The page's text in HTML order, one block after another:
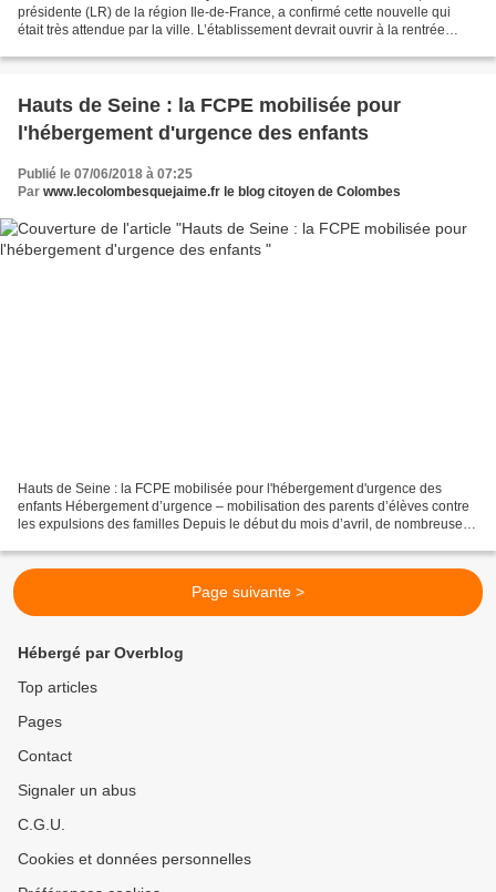
présidente (LR) de la région Ile-de-France, a confirmé cette nouvelle qui
était très attendue par la ville. L’établissement devrait ouvrir à la rentrée
Hauts de Seine : la FCPE mobilisée pour
l'hébergement d'urgence des enfants
Publié le 07/06/2018 à 07:25
Par www.lecolombesquejaime.fr le blog citoyen de Colombes
Hauts de Seine : la FCPE mobilisée pour l'hébergement d'urgence des
enfants Hébergement d’urgence – mobilisation des parents d’élèves contre
les expulsions des familles Depuis le début du mois d’avril, de nombreuses
Page suivante >
Hébergé par Overblog
Top articles
Pages
Contact
Signaler un abus
C.G.U.
Cookies et données personnelles